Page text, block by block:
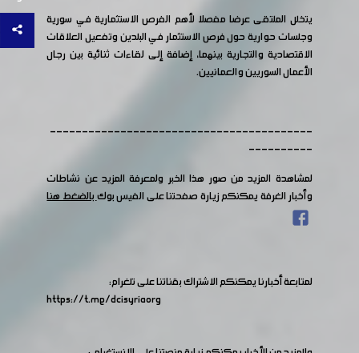
يتخلل الملتقى عرضا مفصلا لأهم الفرص الاستثمارية في سورية
وجلسات حوارية حول فرص الاستثمار في البلدين وتفعيل العلاقات
الاقتصادية والتجارية بينهما، إضافة إلى لقاءات ثنائية بين رجال
الأعمال السوريين والعمانيين.
-----------------------------------------
----------
لمشاهدة المزيد من صور هذا الخبر ولمعرفة المزيد عن نشاطات
وأخبار الغرفة يمكنكم زيارة صفحتنا على الفيس بوكبالضغط هنا
لمتابعة أخبارنا يمكنكم الاشتراك بقناتنا على تلغرام:
https://t.me/dcisyriaorg